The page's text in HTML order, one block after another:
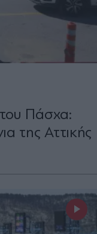
Πάσχα:
της Αττικής